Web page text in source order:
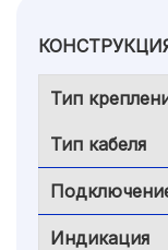
Тип
Тип кабеля
Индикация